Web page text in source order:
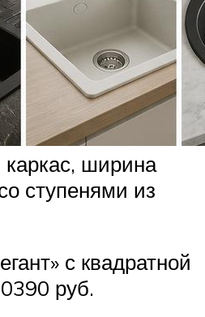
ширина
ступенями из
с квадратной
руб.